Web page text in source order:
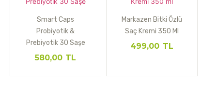
Smart Caps
Probiyotik &
Prebiyotik 30 Saşe
580,00TL
Markazen Bitki Özlü
Saç Kremi 350 Ml
499,00 TL